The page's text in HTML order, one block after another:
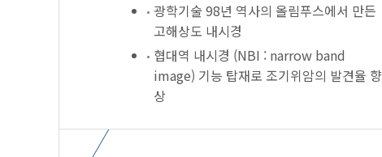
광학기술 98년 역사의 올림푸스에서 만든
고해상도 내시경
협대역 내시경 (NBI : narrow band
image) 기능 탑재로 조기위암의 발견율 향
상